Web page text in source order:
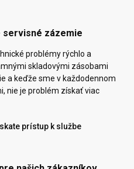
servisné zázemie
problémy rýchlo a
skladovými zásobami
a keďže sme v každodennom
nie je problém získať viac
prístup k službe